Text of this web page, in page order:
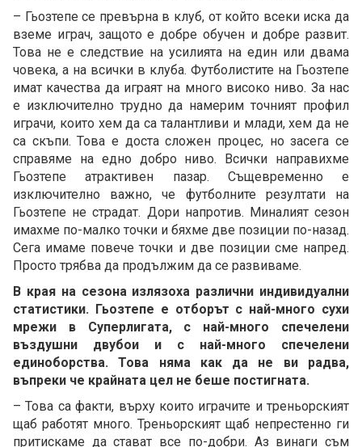
– Гьозтепе се превърна в клуб, от който всеки иска да
вземе играч, защото е добре обучен и добре развит.
Това не е следствие на усилията на един или двама
човека, а на всички в клуба. Футболистите на Гьозтепе
имат качества да играят на много високо ниво. За нас
е изключително трудно да намерим точният профил
играчи, които хем да са талантливи и млади, хем да не
са скъпи. Това е доста сложен процес, но засега се
справяме на едно добро ниво. Всички направихме
Гьозтепе атрактивен пазар. Същевременно е
изключително важно, че футболните резултати на
Гьозтепе не страдат. Дори напротив. Миналият сезон
имахме по-малко точки и бяхме две позиции по-назад.
Сега имаме повече точки и две позиции сме напред.
Просто трябва да продължим да се развиваме.
В края на сезона излязоха различни индивидуални
статистики. Гьозтепе е отборът с най-много сухи
мрежи в Суперлигата, с най-много спечелени
въздушни двубои и с най-много спечелени
единоборства. Това няма как да не ви радва,
въпреки че крайната цел не беше постигната.
– Това са факти, върху които играчите и треньорският
щаб работят много. Треньорският щаб непрестенно ги
притискаме да стават все по-добри. Аз винаги съм